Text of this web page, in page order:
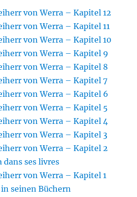
von Werra – Kapitel 12
von Werra – Kapitel 11
von Werra – Kapitel 10
von Werra – Kapitel 9
von Werra – Kapitel 8
von Werra – Kapitel 7
von Werra – Kapitel 6
von Werra – Kapitel 5
von Werra – Kapitel 4
von Werra – Kapitel 3
von Werra – Kapitel 2
dans ses livres
von Werra – Kapitel 1
seinen Büchern